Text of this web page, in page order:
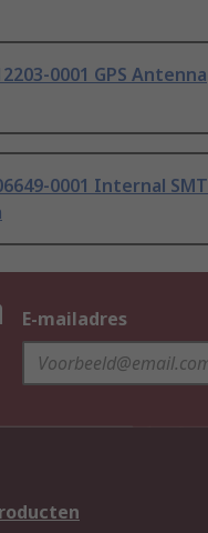
0001 GPS Antenna
0001 Internal SMT
E-mailadres